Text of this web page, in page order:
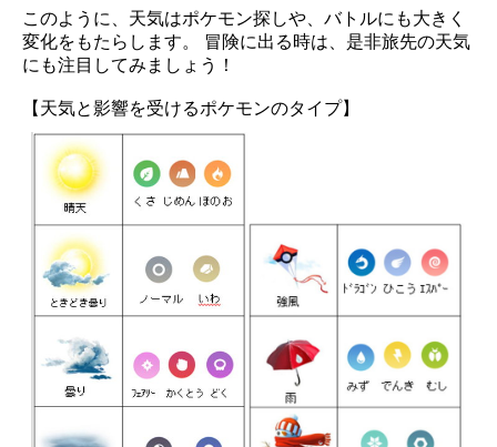
このように、天気はポケモン探しや、バトルにも大きく
変化をもたらします。 冒険に出る時は、是非旅先の天気
にも注目してみましょう！
【天気と影響を受けるポケモンのタイプ】